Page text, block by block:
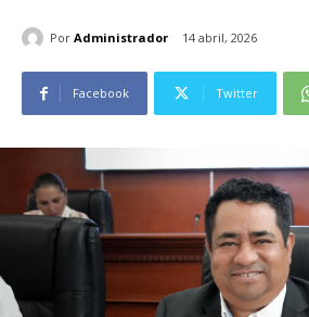
Por Administrador 14 abril, 2026
Facebook Twitter